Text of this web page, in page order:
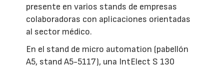
presente en varios stands de empresas
colaboradoras con aplicaciones orientadas
al sector médico.
En el stand de micro automation (pabellón
A5, stand A5-5117), una IntElect S 130